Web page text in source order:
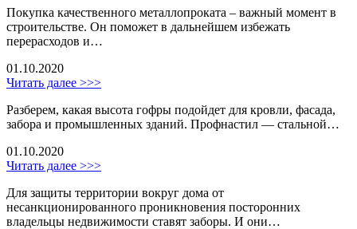
Покупка качественного металлопроката – важный момент в
строительстве. Он поможет в дальнейшем избежать
перерасходов и…
01.10.2020
Читать далее >>>
Разберем, какая высота гофры подойдет для кровли, фасада,
забора и промышленных зданий. Профнастил — стальной…
01.10.2020
Читать далее >>>
Для защиты территории вокруг дома от
несанкционированного проникновения посторонних
владельцы недвижимости ставят заборы. И они…